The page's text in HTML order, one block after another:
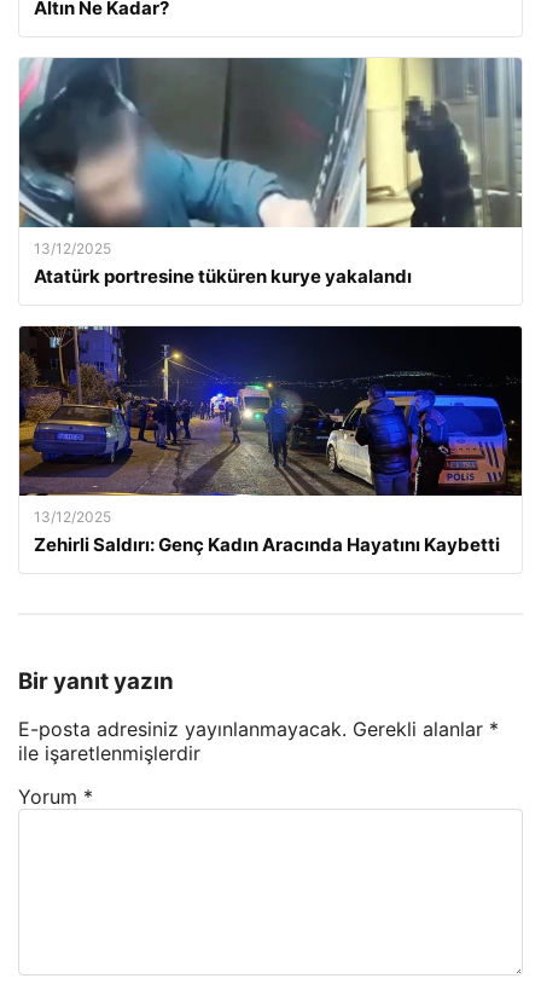
Altın Ne Kadar?
13/12/2025
Atatürk portresine tüküren kurye yakalandı
13/12/2025
Zehirli Saldırı: Genç Kadın Aracında Hayatını Kaybetti
Bir yanıt yazın
E-posta adresiniz yayınlanmayacak. Gerekli alanlar *
ile işaretlenmişlerdir
Yorum *